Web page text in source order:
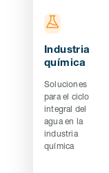
Industria
química
Soluciones
para el ciclo
integral del
agua en la
industria
química